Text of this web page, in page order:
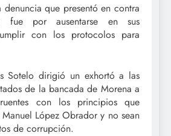
que presentó en contra
fue por ausentarse en sus
con los protocolos para
Sotelo dirigió un exhortó a las
de la bancada de Morena a
con los principios que
López Obrador y no sean
de corrupción.